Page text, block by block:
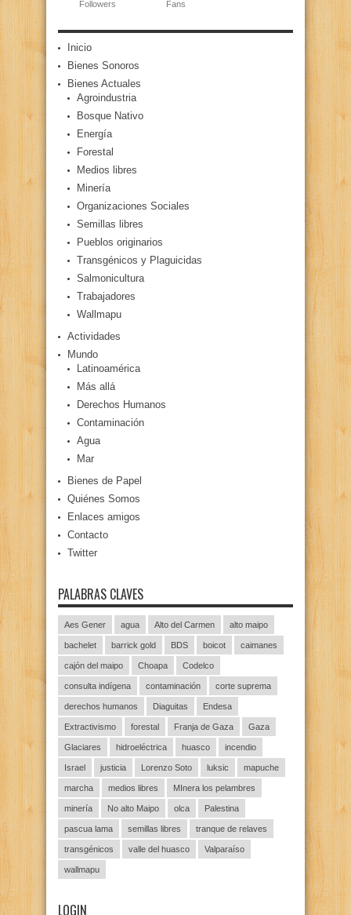
Followers Fans
Inicio
Bienes Sonoros
Bienes Actuales
Agroindustria
Bosque Nativo
Energía
Forestal
Medios libres
Minería
Organizaciones Sociales
Semillas libres
Pueblos originarios
Transgénicos y Plaguicidas
Salmonicultura
Trabajadores
Wallmapu
Actividades
Mundo
Latinoamérica
Más allá
Derechos Humanos
Contaminación
Agua
Mar
Bienes de Papel
Quiénes Somos
Enlaces amigos
Contacto
Twitter
PALABRAS CLAVES
Aes Gener agua Alto del Carmen alto maipo
bachelet barrick gold BDS boicot caimanes
cajón del maipo Choapa Codelco
consulta indígena contaminación corte suprema
derechos humanos Diaguitas Endesa
Extractivismo forestal Franja de Gaza Gaza
Glaciares hidroeléctrica huasco incendio
Israel justicia Lorenzo Soto luksic mapuche
marcha medios libres MInera los pelambres
minería No alto Maipo olca Palestina
pascua lama semillas libres tranque de relaves
transgénicos valle del huasco Valparaíso
wallmapu
LOGIN